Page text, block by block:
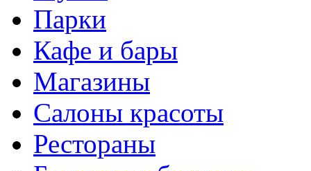
Парки
Кафе и бары
Магазины
Салоны красоты
Рестораны